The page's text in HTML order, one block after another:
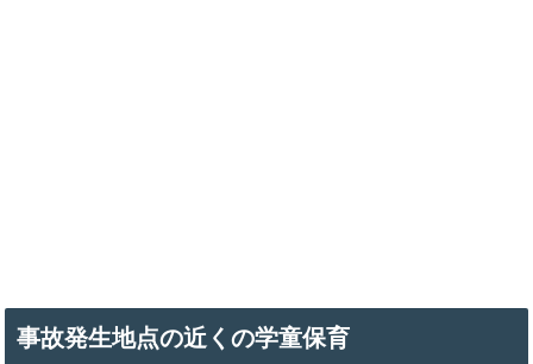
事故発生地点の近くの学童保育